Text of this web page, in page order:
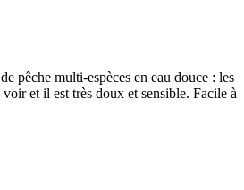
pêche multi-espèces en eau douce : les
et il est très doux et sensible. Facile à